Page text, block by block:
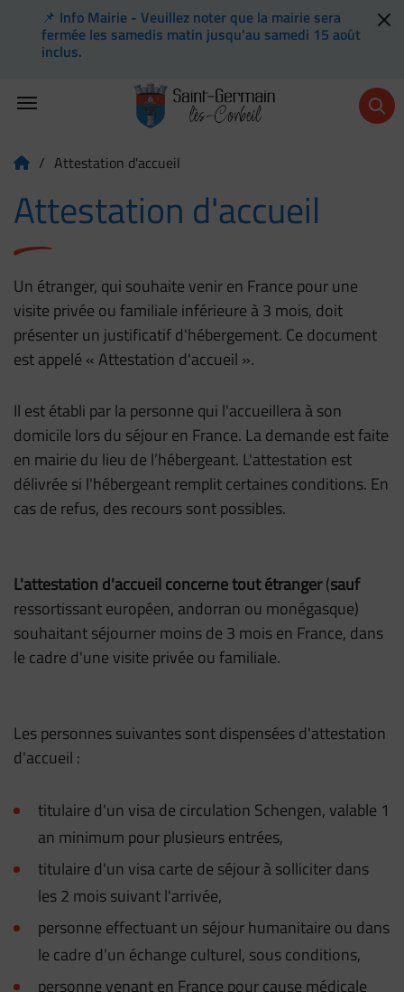
Flash info
📌 Info Mairie - Veuillez noter que la mairie sera
fermée les samedis matin jusqu'au samedi 15 août
inclus.
Retour à l'accueil
Page d'accueil du site
/ Attestation d'accueil
Attestation d'accueil
Un étranger, qui souhaite venir en France pour une
visite privée ou familiale inférieure à 3 mois, doit
présenter un justificatif d'hébergement. Ce document
est appelé « Attestation d'accueil ».
Il est établi par la personne qui l'accueillera à son
domicile lors du séjour en France. La demande est faite
en mairie du lieu de l’hébergeant. L'attestation est
délivrée si l'hébergeant remplit certaines conditions. En
cas de refus, des recours sont possibles.
L'attestation d'accueil concerne tout étranger(sauf
ressortissant européen, andorran ou monégasque)
souhaitant séjourner moins de 3 mois en France, dans
le cadre d'une visite privée ou familiale.
Les personnes suivantes sont dispensées d'attestation
d'accueil :
titulaire d'un visa de circulation Schengen, valable 1
an minimum pour plusieurs entrées,
titulaire d'un visa carte de séjour à solliciter dans
les 2 mois suivant l'arrivée,
personne effectuant un séjour humanitaire ou dans
le cadre d'un échange culturel, sous conditions,
personne venant en France pour cause médicale